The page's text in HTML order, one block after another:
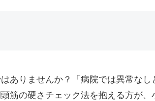
ありませんか？「病院では異常な
の硬さチェック法を抱える方が、